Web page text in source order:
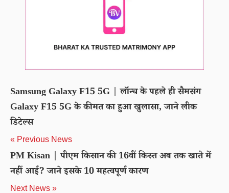
Samsung Galaxy F15 5G | लॉन्च के पहले ही सैमसंग
Galaxy F15 5G के कीमत का हुआ खुलासा, जाने लीक
डिटेल्स
« Previous News
PM Kisan | पीएम किसान की 16वीं किस्त अब तक खाते में
नहीं आई? जाने इसके 10 महत्वपूर्ण कारण
Next News »